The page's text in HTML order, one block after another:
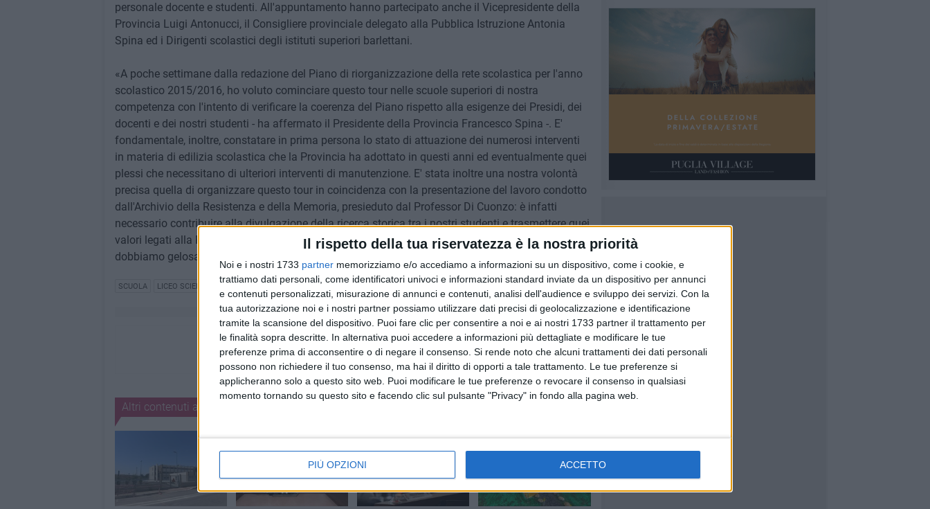
Il rispetto della tua riservatezza è la nostra priorità
Noi e i nostri 1733 partner memorizziamo e/o accediamo a informazioni su un dispositivo, come i cookie, e
trattiamo dati personali, come identificatori univoci e informazioni standard inviate da un dispositivo per annunci
e contenuti personalizzati, misurazione di annunci e contenuti, analisi dell'audience e sviluppo dei servizi. Con la
tua autorizzazione noi e i nostri partner possiamo utilizzare dati precisi di geolocalizzazione e identificazione
tramite la scansione del dispositivo. Puoi fare clic per consentire a noi e ai nostri 1733 partner il trattamento per
le finalità sopra descritte. In alternativa puoi accedere a informazioni più dettagliate e modificare le tue
preferenze prima di acconsentire o di negare il consenso. Si rende noto che alcuni trattamenti dei dati personali
possono non richiedere il tuo consenso, ma hai il diritto di opporti a tale trattamento. Le tue preferenze si
applicheranno solo a questo sito web. Puoi modificare le tue preferenze o revocare il consenso in qualsiasi
momento tornando su questo sito e facendo clic sul pulsante "Privacy" in fondo alla pagina web.
PIÙ OPZIONI ACCETTO
personale docente e studenti. All'appuntamento hanno partecipato anche il Vicepresidente della
Provincia Luigi Antonucci, il Consigliere provinciale delegato alla Pubblica Istruzione Antonia
Spina ed i Dirigenti scolastici degli istituti superiori barlettani.
«A poche settimane dalla redazione del Piano di riorganizzazione della rete scolastica per l'anno
scolastico 2015/2016, ho voluto cominciare questo tour nelle scuole superiori di nostra
competenza con l'intento di verificare la coerenza del Piano rispetto alla esigenze dei Presidi, dei
docenti e dei nostri studenti - ha affermato il Presidente della Provincia Francesco Spina -. E'
fondamentale, inoltre, constatare in prima persona lo stato di attuazione dei numerosi interventi
in materia di edilizia scolastica che la Provincia ha adottato in questi anni ed eventualmente quei
plessi che necessitano di ulteriori interventi di manutenzione. E' stata inoltre una nostra volontà
precisa quella di organizzare questo tour in coincidenza con la presentazione del lavoro condotto
dall'Archivio della Resistenza e della Memoria, presieduto dal Professor Di Cuonzo: è infatti
necessario contribuire alla divulgazione della ricerca storica tra i nostri studenti e trasmettere quei
valori legati alla Resistenza, tradotti giudiricamente nella nostra Carta Costituzionale e che
dobbiamo gelosamente custodire» ha poi concluso il Presidente Spina.
SCUOLA LICEO SCIENTIFICO "C. CAFIERO" ARCHIVIO DELLA RESISTENZA E DELLA MEMORIA
Altri contenuti a tema